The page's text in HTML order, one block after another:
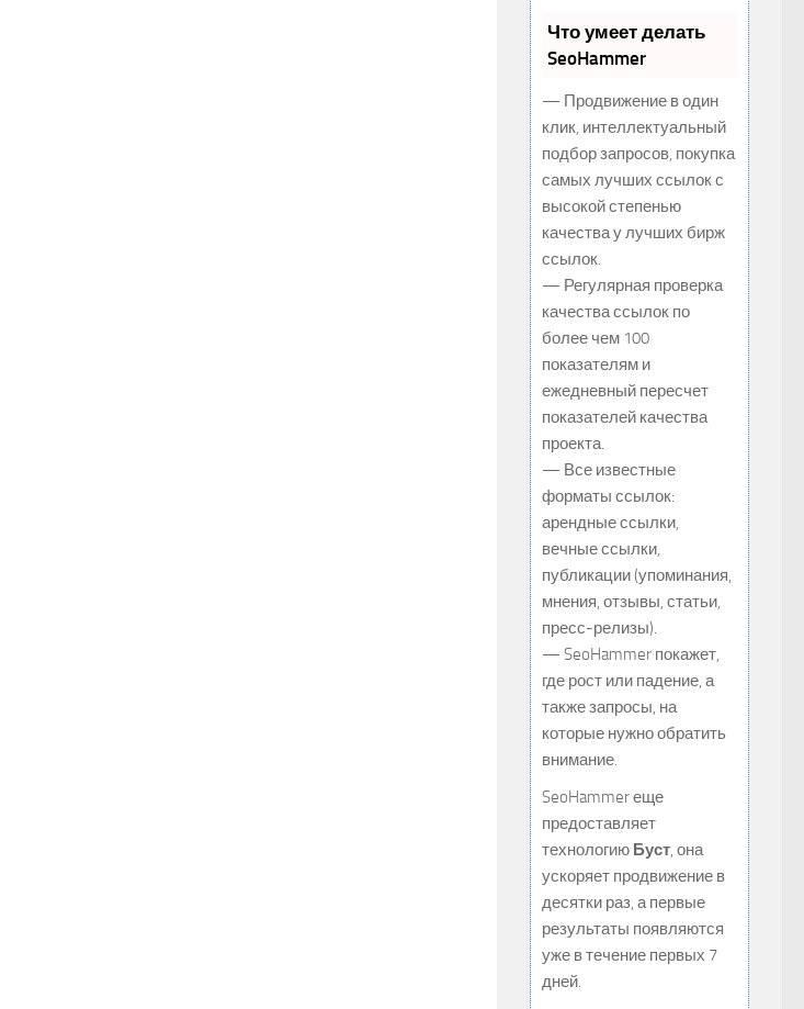
Что умеет делать
SeoHammer
— Продвижение в один
клик, интеллектуальный
подбор запросов, покупка
самых лучших ссылок с
высокой степенью
качества у лучших бирж
ссылок.
— Регулярная проверка
качества ссылок по
более чем 100
показателям и
ежедневный пересчет
показателей качества
проекта.
— Все известные
форматы ссылок:
арендные ссылки,
вечные ссылки,
публикации (упоминания,
мнения, отзывы, статьи,
пресс-релизы).
— SeoHammer покажет,
где рост или падение, а
также запросы, на
которые нужно обратить
внимание.
SeoHammer еще
предоставляет
технологию Буст, она
ускоряет продвижение в
десятки раз, а первые
результаты появляются
уже в течение первых 7
дней.